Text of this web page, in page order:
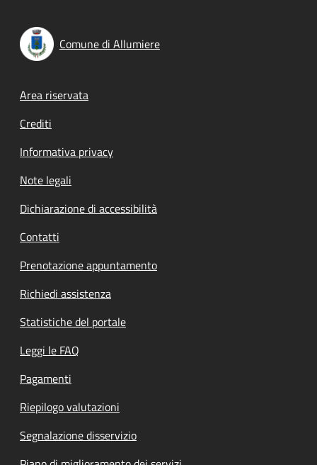
Comune di Allumiere
Footer menu
Area riservata
Crediti
Informativa privacy
Note legali
Dichiarazione di accessibilità
Contatti
Prenotazione appuntamento
Richiedi assistenza
Statistiche del portale
Leggi le FAQ
Pagamenti
Riepilogo valutazioni
Segnalazione disservizio